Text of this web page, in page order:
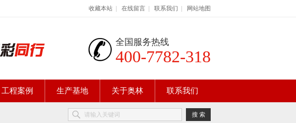
收藏本站 在线留言 联系我们 网站地图
全国服务热线
400-7782-318
工程案例 生产基地 关于奥林 联系我们